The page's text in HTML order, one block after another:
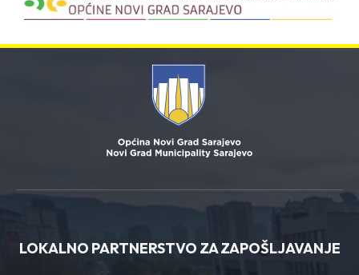
LOKALNO PARTNERSTVO ZA ZAPOŠLJAVANJE